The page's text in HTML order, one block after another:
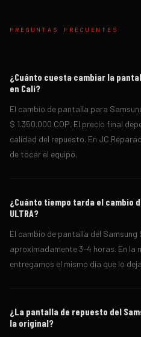
PREGUNTAS FRECUENTES
¿Cuánto cuesta cambiar la
en Cali?
El cambio de pantalla para
$ 1.350.000 COP. El precio final
calidad del repuesto. En JC
de tocar el equipo.
¿Cuánto tiempo tarda el cambio
ULTRA?
El cambio de pantalla del Samsung
aproximadamente 3–4 horas. En la
entregamos el mismo día que lo
¿La pantalla de repuesto del
la original?